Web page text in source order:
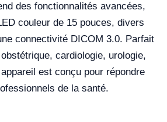
des fonctionnalités avancées,
couleur de 15 pouces, divers
connectivité DICOM 3.0. Parfait
cardiologie, urologie,
est conçu pour répondre
de la santé.